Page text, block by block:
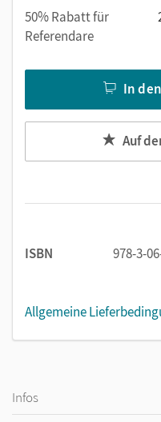
50% Rabatt für
Referendare
In
Auf
ISBN 978-3-
Allgemeine
Infos